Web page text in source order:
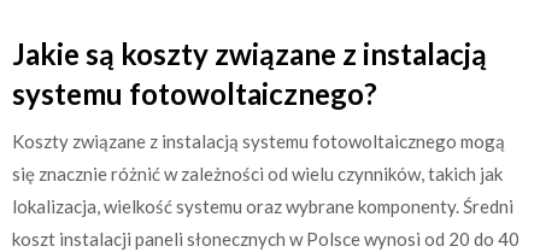
Jakie są koszty związane z instalacją
systemu fotowoltaicznego?
Koszty związane z instalacją systemu fotowoltaicznego mogą
się znacznie różnić w zależności od wielu czynników, takich jak
lokalizacja, wielkość systemu oraz wybrane komponenty. Średni
koszt instalacji paneli słonecznych w Polsce wynosi od 20 do 40